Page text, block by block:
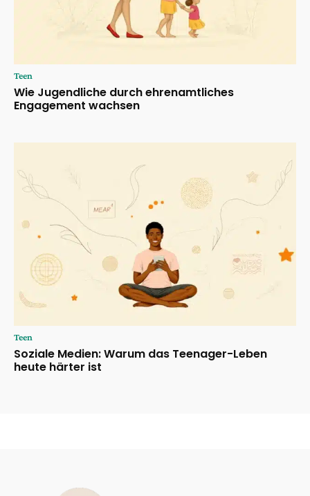
Teen
Wie Jugendliche durch ehrenamtliches
Engagement wachsen
Teen
Soziale Medien: Warum das Teenager-Leben
heute härter ist